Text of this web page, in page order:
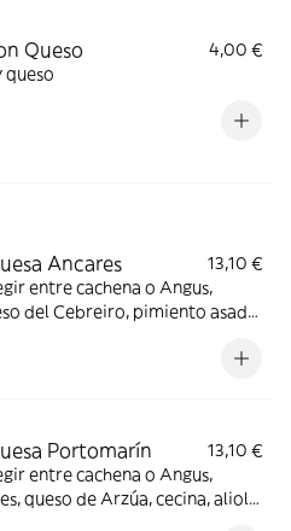
Queso
4,00 €
queso
Ancares
13,10 €
entre cachena o Angus,
del Cebreiro, pimiento asado,
Portomarín
13,10 €
entre cachena o Angus,
queso de Arzúa, cecina, alioli